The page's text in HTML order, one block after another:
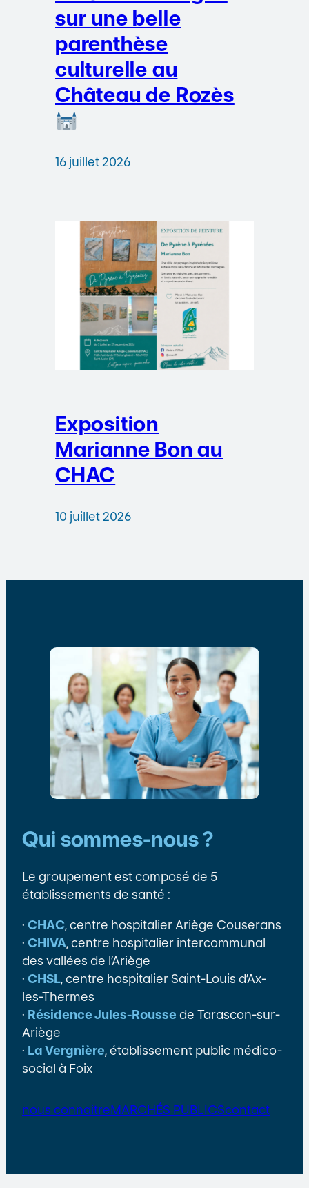
sur une belle
parenthèse
culturelle au
Château de Rozès
16 juillet 2026
Exposition
Marianne Bon au
CHAC
10 juillet 2026
Qui sommes-nous ?
Le groupement est composé de 5
établissements de santé :
· CHAC, centre hospitalier Ariège Couserans
· CHIVA, centre hospitalier intercommunal
des vallées de l’Ariège
· CHSL, centre hospitalier Saint-Louis d’Ax-
les-Thermes
· Résidence Jules-Rousse de Tarascon-sur-
Ariège
· La Vergnière, établissement public médico-
social à Foix
nous connaitreMARCHÉS PUBLICScontact